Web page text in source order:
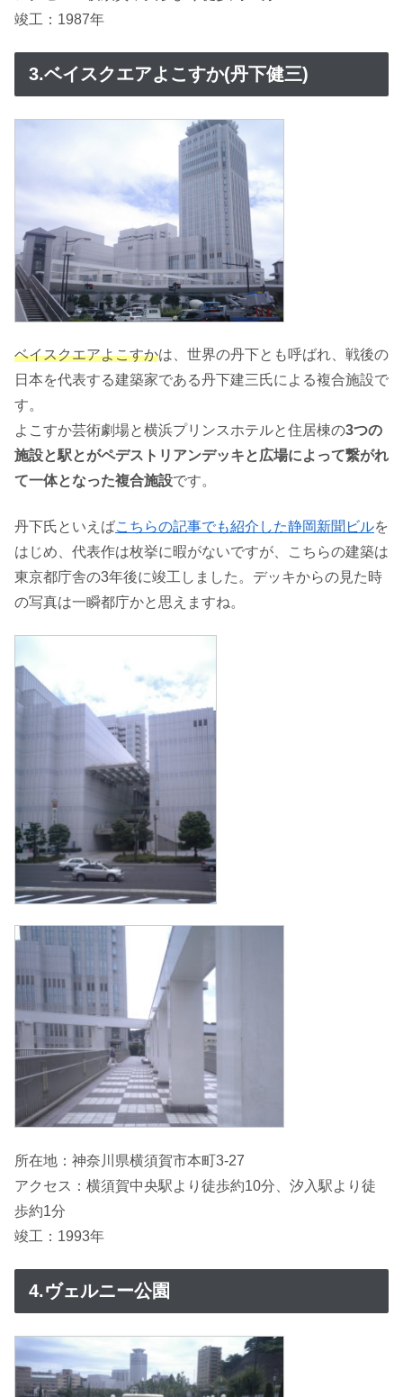
竣工：1987年
3.ベイスクエアよこすか(丹下健三)
ベイスクエアよこすかは、世界の丹下とも呼ばれ、戦後の
日本を代表する建築家である丹下建三氏による複合施設で
す。
よこすか芸術劇場と横浜プリンスホテルと住居棟の3つの
施設と駅とがペデストリアンデッキと広場によって繋がれ
て一体となった複合施設です。
丹下氏といえばこちらの記事でも紹介した静岡新聞ビルを
はじめ、代表作は枚挙に暇がないですが、こちらの建築は
東京都庁舎の3年後に竣工しました。デッキからの見た時
の写真は一瞬都庁かと思えますね。
所在地：神奈川県横須賀市本町3-27
アクセス：横須賀中央駅より徒歩約10分、汐入駅より徒
歩約1分
竣工：1993年
4.ヴェルニー公園